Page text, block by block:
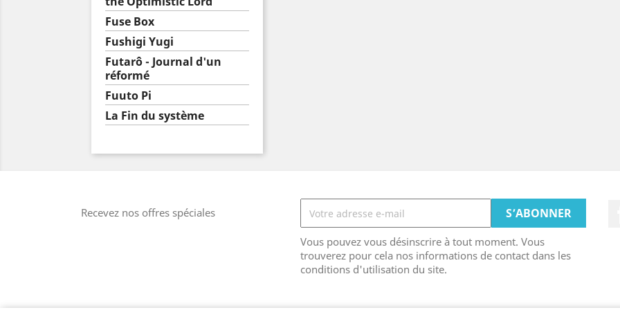
Fuse Box
Fushigi Yugi
Futarô - Journal d'un
réformé
Fuuto Pi
La Fin du système
Recevez nos offres spéciales
Vous pouvez vous désinscrire à tout moment. Vous
trouverez pour cela nos informations de contact dans les
conditions d'utilisation du site.